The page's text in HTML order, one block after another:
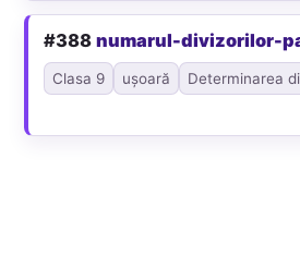
#388numarul-divizorilor-
Clasa 9 ușoară Determinarea